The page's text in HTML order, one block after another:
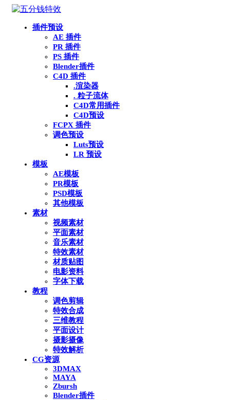
插件预设
AE 插件
PR 插件
PS 插件
Blender插件
C4D 插件
.渲染器
. 粒子流体
C4D常用插件
C4D预设
FCPX 插件
调色预设
Luts预设
LR 预设
模板
AE模板
PR模板
PSD模板
其他模板
素材
视频素材
平面素材
音乐素材
特效素材
材质贴图
电影资料
字体下载
教程
调色剪辑
特效合成
三维教程
平面设计
摄影摄像
特效解析
CG资源
3DMAX
MAYA
Zbursh
Blender插件